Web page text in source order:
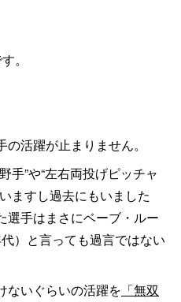
。
活躍が止まりません。
手”や“左右両投げピッチャ
ますし過去にもいました
選手はまさにベーブ・ルー
）と言っても過言ではない
ないぐらいの活躍を 「無双